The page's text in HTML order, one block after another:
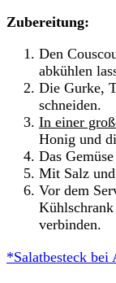
Zubereitung:
Den
abkühlen
Die Gurke,
schneiden.
In einer
Honig und
Das
Mit Salz
Vor dem
verbinden.
*Salatbesteck bei